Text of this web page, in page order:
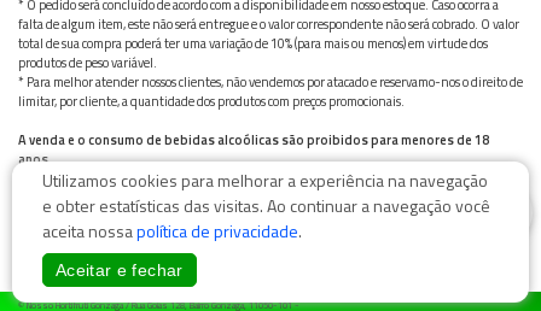
* O pedido será concluído de acordo com a disponibilidade em nosso estoque. Caso ocorra a
falta de algum item, este não será entregue e o valor correspondente não será cobrado. O valor
total de sua compra poderá ter uma variação de 10% (para mais ou menos) em virtude dos
produtos de peso variável.
* Para melhor atender nossos clientes, não vendemos por atacado e reservamo-nos o direito de
limitar, por cliente, a quantidade dos produtos com preços promocionais.
A venda e o consumo de bebidas alcoólicas são proibidos para menores de 18
anos.
Bebida alcoólica pode causar dependência química e, em excesso, provoca graves males à saúde.
Beba com moderação
© Nosso Hortifruti Gonzaga / Rua Goiás 128, Bairro Gonzaga, 11050-101 -
Utilizamos cookies para melhorar a experiência na navegação
e obter estatísticas das visitas. Ao continuar a navegação você
aceita nossapolítica de privacidade.
Aceitar e fechar